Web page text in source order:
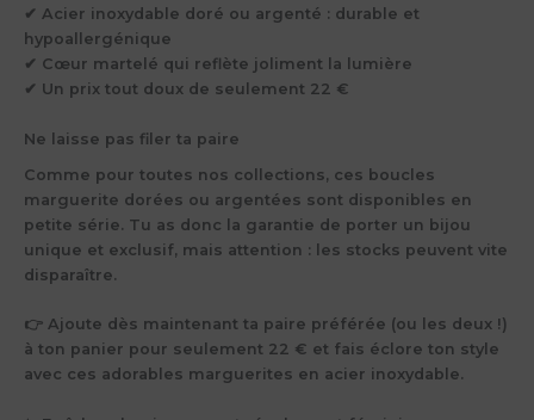
✔ Acier inoxydable doré ou argenté : durable et
hypoallergénique
✔ Cœur martelé qui reflète joliment la lumière
✔ Un prix tout doux de seulement 22 €
Ne laisse pas filer ta paire
Comme pour toutes nos collections, ces boucles
marguerite dorées ou argentées sont disponibles en
petite série. Tu as donc la garantie de porter un bijou
unique et exclusif, mais attention : les stocks peuvent vite
disparaître.
👉 Ajoute dès maintenant ta paire préférée (ou les deux !)
à ton panier pour seulement 22 € et fais éclore ton style
avec ces adorables marguerites en acier inoxydable.